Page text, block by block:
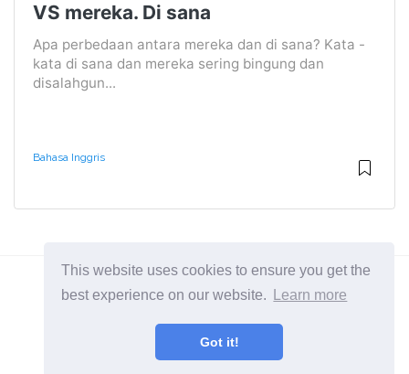
This website uses cookies to ensure you get the
best experience on our website.
Learn more
Got it!
VS mereka. Di sana
Apa perbedaan antara mereka dan di sana? Kata -
kata di sana dan mereka sering bingung dan
disalahgun...
Bahasa Inggris
2026 ©Diffexpert
Semua Kategori